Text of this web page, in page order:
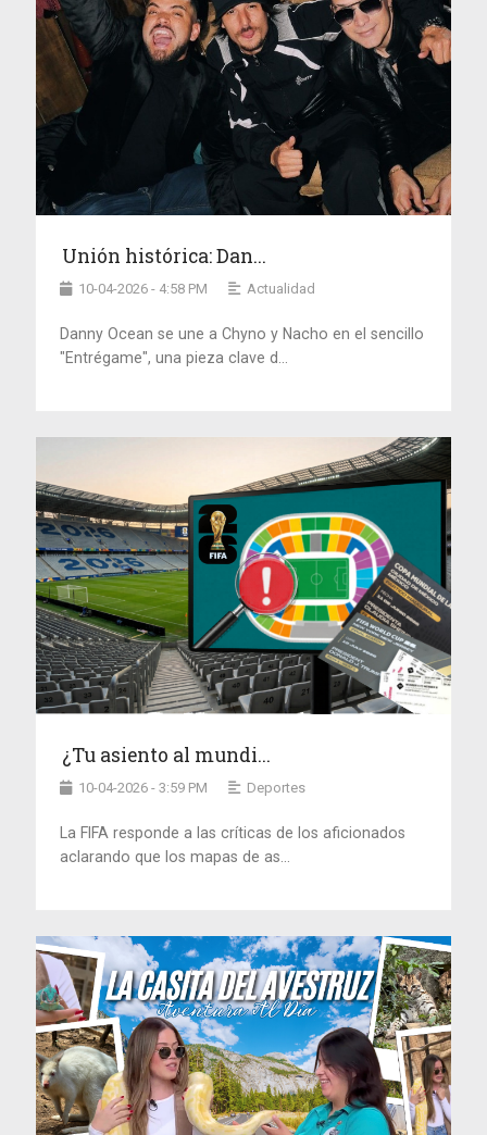
Unión histórica: Dan...
10-04-2026 - 4:58 PM Actualidad
Danny Ocean se une a Chyno y Nacho en el sencillo
"Entrégame", una pieza clave d...
¿Tu asiento al mundi...
10-04-2026 - 3:59 PM Deportes
La FIFA responde a las críticas de los aficionados
aclarando que los mapas de as...